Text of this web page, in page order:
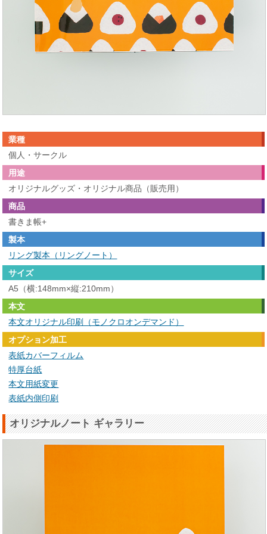
業種
個人・サークル
用途
オリジナルグッズ・オリジナル商品（販売用）
商品
書きま帳+
製本
リング製本（リングノート）
サイズ
A5（横:148mm×縦:210mm）
本文
本文オリジナル印刷（モノクロオンデマンド）
オプション加工
表紙カバーフィルム
特厚台紙
本文用紙変更
表紙内側印刷
オリジナルノート ギャラリー